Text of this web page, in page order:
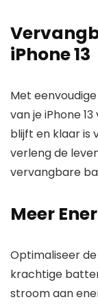
iPhone 13
Met
van je iPhone
blijft en klaar is
verleng de
vervangbare
Meer
Optimaliseer
krachtige
stroom aan